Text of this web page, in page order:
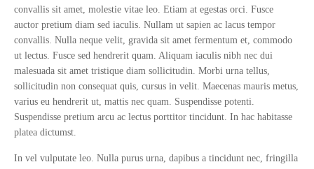
convallis sit amet, molestie vitae leo. Etiam at egestas orci. Fusce
auctor pretium diam sed iaculis. Nullam ut sapien ac lacus tempor
convallis. Nulla neque velit, gravida sit amet fermentum et, commodo
ut lectus. Fusce sed hendrerit quam. Aliquam iaculis nibh nec dui
malesuada sit amet tristique diam sollicitudin. Morbi urna tellus,
sollicitudin non consequat quis, cursus in velit. Maecenas mauris metus,
varius eu hendrerit ut, mattis nec quam. Suspendisse potenti.
Suspendisse pretium arcu ac lectus porttitor tincidunt. In hac habitasse
platea dictumst.
In vel vulputate leo. Nulla purus urna, dapibus a tincidunt nec, fringilla